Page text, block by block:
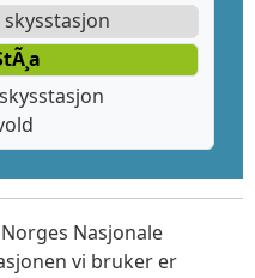
Nasjonale
vi bruker er